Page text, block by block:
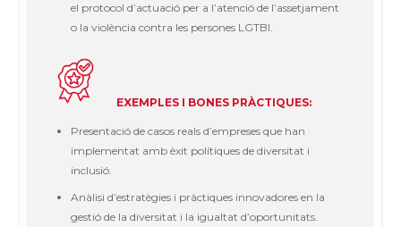
el protocol d’actuació per a l’atenció de l’assetjament
o la violència contra les persones LGTBI.
EXEMPLES I BONES PRÀCTIQUES:
Presentació de casos reals d’empreses que han
implementat amb èxit polítiques de diversitat i
inclusió.
Anàlisi d’estratègies i pràctiques innovadores en la
gestió de la diversitat i la igualtat d’oportunitats.